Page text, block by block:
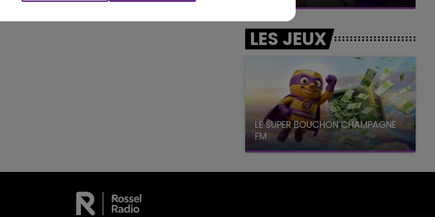
rémois. Le magasin JouéClub est contraint de
LES JEUX
LE SUPER BOUCHON CHAMPAGNE
FM
avec La Famille Champagne FM, à 8H10